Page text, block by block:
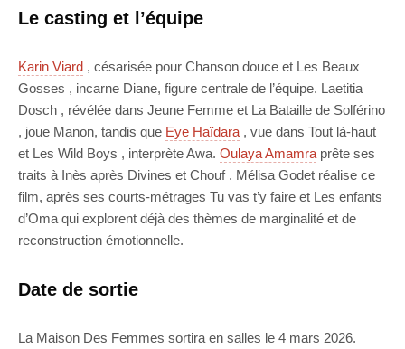
Le casting et l’équipe
Karin Viard , césarisée pour Chanson douce et Les Beaux
Gosses , incarne Diane, figure centrale de l’équipe. Laetitia
Dosch , révélée dans Jeune Femme et La Bataille de Solférino
, joue Manon, tandis que Eye Haïdara , vue dans Tout là-haut
et Les Wild Boys , interprète Awa. Oulaya Amamra prête ses
traits à Inès après Divines et Chouf . Mélisa Godet réalise ce
film, après ses courts-métrages Tu vas t’y faire et Les enfants
d’Oma qui explorent déjà des thèmes de marginalité et de
reconstruction émotionnelle.
Date de sortie
La Maison Des Femmes sortira en salles le 4 mars 2026.